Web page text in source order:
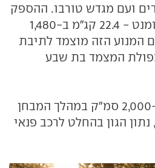
ועם מגדש טורבו. ההספק
שלו הוא 140 כ"ס והמומנט - 22.4 קג"מ ב-1,480
המנוע הזה מוצמד לתיבת
המצמד בת שבע
צריכת הדלק במנוע ה-2,000 סמ"ק במהלך המבחן
נתון הגון בהחלט לרכב פנאי